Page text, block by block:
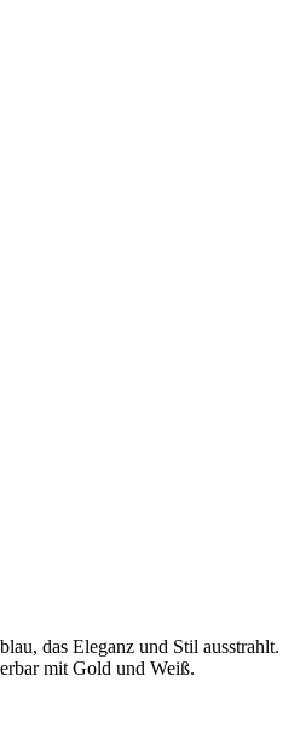
das Eleganz und Stil ausstrahlt.
mit Gold und Weiß.